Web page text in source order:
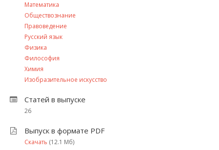
Математика
Обществознание
Правоведение
Русский язык
Физика
Философия
Химия
Изобразительное искусство
Статей в выпуске
26
Выпуск в формате PDF
Скачать (12.1 Мб)